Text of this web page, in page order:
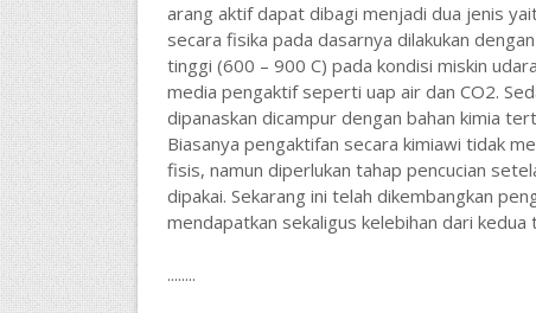
arang aktif dapat dibagi menjadi dua jenis
secara fisika pada dasarnya dilakukan
tinggi (600 – 900 C) pada kondisi miskin
media pengaktif seperti uap air dan CO2.
dipanaskan dicampur dengan bahan kimia
Biasanya pengaktifan secara kimiawi tidak
fisis, namun diperlukan tahap pencucian
dipakai. Sekarang ini telah dikembangkan
mendapatkan sekaligus kelebihan dari
........